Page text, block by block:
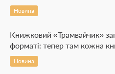
Новина
Книжковий «Трамвайчик»
форматі: тепер там кожна
Новина